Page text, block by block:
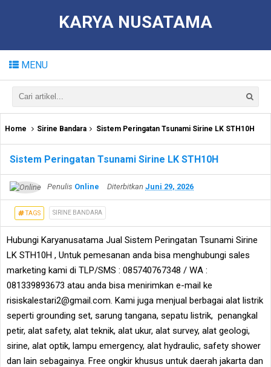
KARYA NUSATAMA
MENU
Home Sirine Bandara Sistem Peringatan Tsunami Sirine LK STH10H
Sistem Peringatan Tsunami Sirine LK STH10H
Penulis Online Diterbitkan Juni 29, 2026
TAGS SIRINE BANDARA
Hubungi Karyanusatama Jual Sistem Peringatan Tsunami Sirine
LK STH10H , Untuk pemesanan anda bisa menghubungi sales
marketing kami di TLP/SMS : 085740767348 / WA :
081339893673 atau anda bisa menirimkan e-mail ke
risiskalestari2@gmail.com. Kami juga menjual berbagai alat listrik
seperti grounding set, sarung tangana, sepatu listrik, penangkal
petir, alat safety, alat teknik, alat ukur, alat survey, alat geologi,
sirine, alat optik, lampu emergency, alat hydraulic, safety shower
dan lain sebagainya. Free ongkir khusus untuk daerah jakarta dan